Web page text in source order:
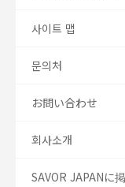
사이트 맵
문의처
お問い合わせ
회사소개
SAVOR JAPANに